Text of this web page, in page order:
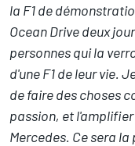
la F1 de
Ocean Drive deux
personnes qui la
d'une F1 de leur vie.
de faire des choses
passion, et
Mercedes. Ce sera